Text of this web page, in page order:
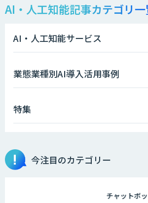
需要予測＋業務最適
「VAB-5000」
画像解析・デジタル
AI・人工知能記事カテゴリ
AI・人工知能サービス
業態業種別AI導入活用事例
特集
今注目のカテゴリー
チャットボット